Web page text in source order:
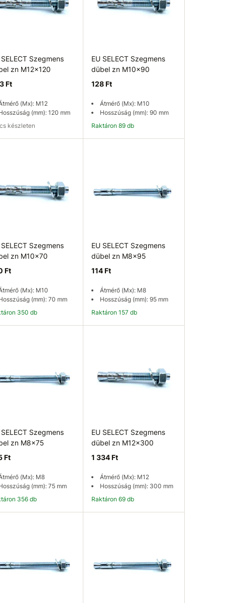
SELECT Szegmens
zn M12x120
Ft
(Mx): M12
(mm): 120 mm
készleten
EU SELECT Szegmens
dübel zn M10x90
128 Ft
Átmérő (Mx): M10
Hosszúság (mm): 90 mm
Raktáron 89 db
SELECT Szegmens
zn M10x70
Ft
(Mx): M10
(mm): 70 mm
350 db
EU SELECT Szegmens
dübel zn M8x95
114 Ft
Átmérő (Mx): M8
Hosszúság (mm): 95 mm
Raktáron 157 db
SELECT Szegmens
zn M8x75
Ft
(Mx): M8
(mm): 75 mm
356 db
EU SELECT Szegmens
dübel zn M12x300
1 334 Ft
Átmérő (Mx): M12
Hosszúság (mm): 300 mm
Raktáron 69 db